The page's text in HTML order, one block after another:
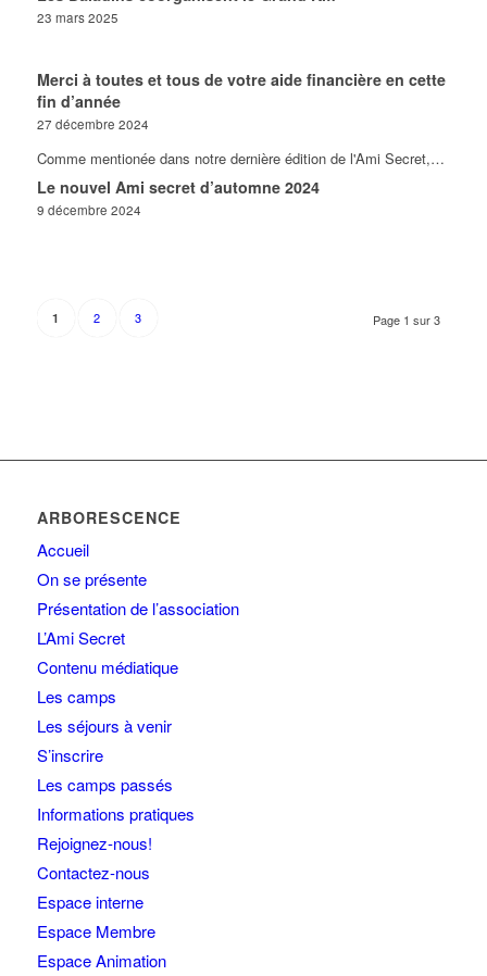
23 mars 2025
Merci à toutes et tous de votre aide financière en cette
fin d’année
27 décembre 2024
Comme mentionée dans notre dernière édition de l'Ami Secret,…
Le nouvel Ami secret d’automne 2024
9 décembre 2024
Page 1 sur 3
1 2 3
ARBORESCENCE
Accueil
On se présente
Présentation de l’association
L’Ami Secret
Contenu médiatique
Les camps
Les séjours à venir
S’inscrire
Les camps passés
Informations pratiques
Rejoignez-nous!
Contactez-nous
Espace interne
Espace Membre
Espace Animation